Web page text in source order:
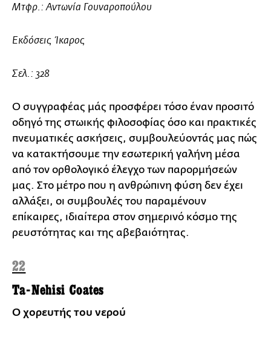
Μτφρ.: Αντωνία Γουναροπούλου
Εκδόσεις Ίκαρος
Σελ.: 328
Ο συγγραφέας μάς προσφέρει τόσο έναν προσιτό
οδηγό της στωικής φιλοσοφίας όσο και πρακτικές
πνευματικές ασκήσεις, συμβουλεύοντάς μας πώς
να κατακτήσουμε την εσωτερική γαλήνη μέσα
από τον ορθολογικό έλεγχο των παρορμήσεών
μας. Στο μέτρο που η ανθρώπινη φύση δεν έχει
αλλάξει, οι συμβουλές του παραμένουν
επίκαιρες, ιδιαίτερα στον σημερινό κόσμο της
ρευστότητας και της αβεβαιότητας.
22
Ta-Nehisi Coates
Ο χορευτής του νερού